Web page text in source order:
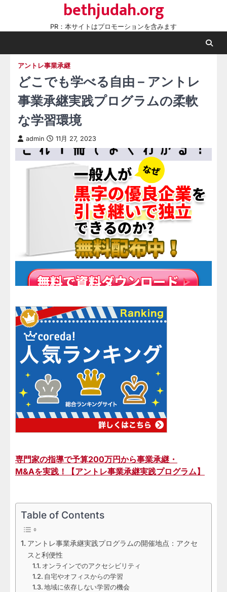
content
bethjudah.org
PR：本サイトはプロモーションを含みます
アントレ事業承継
どこでも学べる自由 – アントレ
事業承継実践プログラムの柔軟
な学習環境
admin 11月 27, 2023
専門家の指導で予算200万円から事業承継・
M&Aを実践！【アントレ事業承継実践プログラム】
Table of Contents
アントレ事業承継実践プログラムの開催地点：アクセ
スと利便性
オンラインでのアクセシビリティ
自宅やオフィスからの学習
地域に依存しない学習の機会